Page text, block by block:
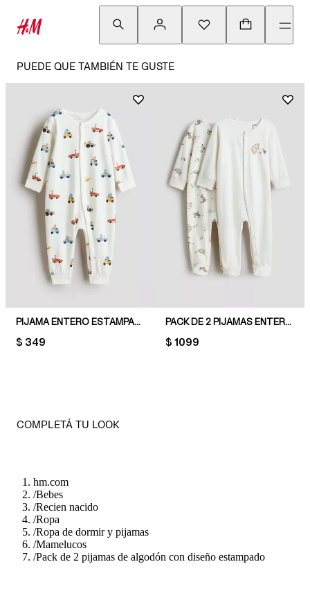
PUEDE QUE TAMBIÉN TE GUSTE
PIJAMA ENTERO ESTAMPADO
PRICE:
$ 349
PACK DE 2 PIJAMAS ENTEROS CON PIES CUBIERTOS
PRICE:
$ 1099
COMPLETÁ TU LOOK
hm.com
/Bebes
/Recien nacido
/Ropa
/Ropa de dormir y pijamas
/Mamelucos
/Pack de 2 pijamas de algodón con diseño estampado